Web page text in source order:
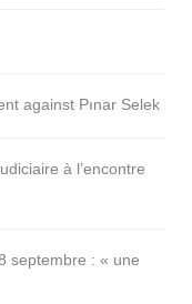
against Pınar Selek
à l’encontre
septembre : « une